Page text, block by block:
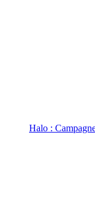
Halo :